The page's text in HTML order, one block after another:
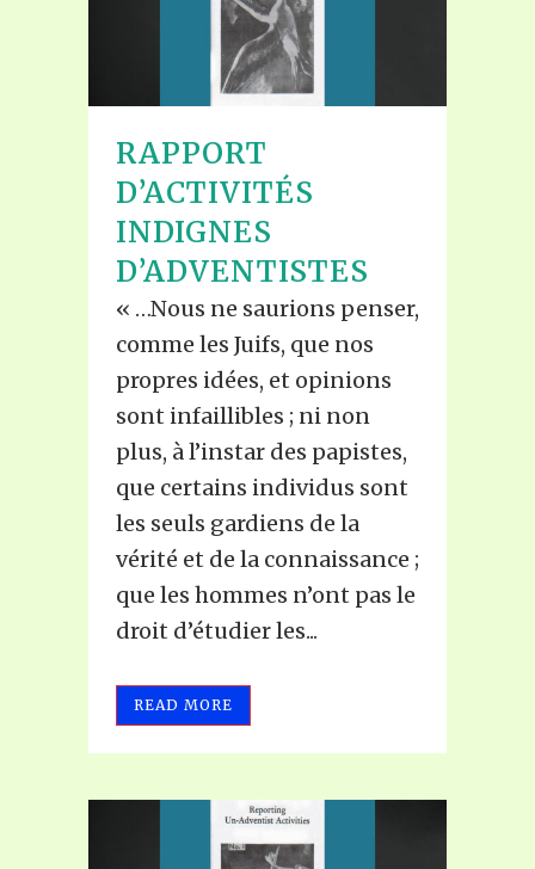
RAPPORT
D’ACTIVITÉS
INDIGNES
D’ADVENTISTES
« …Nous ne saurions penser,
comme les Juifs, que nos
propres idées, et opinions
sont infaillibles ; ni non
plus, à l’instar des papistes,
que certains individus sont
les seuls gardiens de la
vérité et de la connaissance ;
que les hommes n’ont pas le
droit d’étudier les...
READ MORE